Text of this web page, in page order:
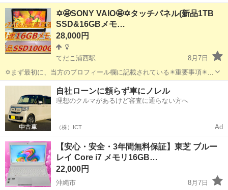
レガントなデザインのモバイルノートパソコンです。 ✴️女性らしさが
輝くエレガントなデザイン（ツートンカラー） ✴️男性から見ても、と
てもオシャ...
沖縄 沖縄市 ノートパソコン 動画
✡️🤩SONY VAIO🤩✡️タッチパネル(新品1TB
SSD&16GBメモ…
28,000円
てだこ浦西駅
8月7日
✡️まず最初に、当方のプロフィール欄に記載されている✴️重要事項✴️を
必ずご覧くださいますよう、お願いします。 ✡️液晶パネルはビジネス
ノートに搭載されているノングレア液晶とは違い、高輝度でガラスの
ようにキラキラして高画...
沖縄 沖縄市 てだこ浦西駅 ノートパソコン
自社ローンに頼らず車にノレル
理想のクルマがあるけど審査に通らない方へ
（株）ICT Ad
【安心・安全・3年間無料保証】東芝 ブルー
レイ Core i7 メモリ16GB…
22,000円
沖縄市
8月7日